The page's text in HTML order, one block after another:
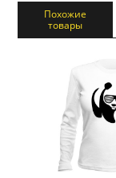
Похожие
товары